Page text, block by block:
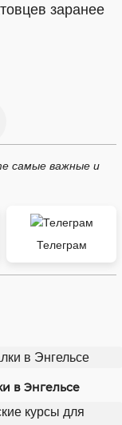
заранее
самые важные и
Телеграм
в Энгельсе